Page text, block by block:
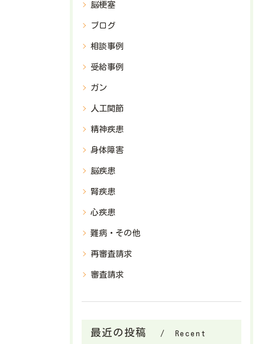
脳梗塞
ブログ
相談事例
受給事例
ガン
人工関節
精神疾患
身体障害
脳疾患
腎疾患
心疾患
難病・その他
再審査請求
審査請求
最近の投稿
Recent